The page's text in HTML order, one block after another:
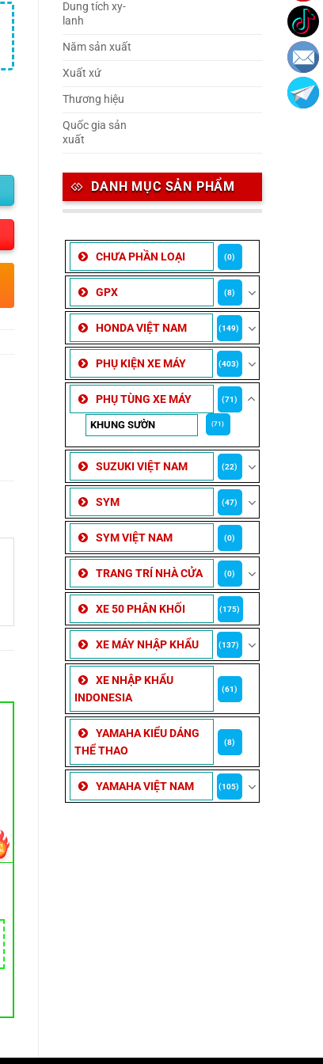
Dung tích xy-
lanh
Năm sản xuất
Xuất xứ
Thương hiệu
Quốc gia sản
xuất
DANH MỤC SẢN PHẨM
CHƯA PHẦN LOẠI (0)
GPX (8)
HONDA VIỆT NAM (149)
PHỤ KIỆN XE MÁY (403)
PHỤ TÙNG XE MÁY (71)
KHUNG SƯỜN (71)
SUZUKI VIỆT NAM (22)
SYM (47)
SYM VIỆT NAM (0)
TRANG TRÍ NHÀ CỬA (0)
XE 50 PHÂN KHỐI (175)
XE MÁY NHẬP KHẨU (137)
XE NHẬP KHẨU
INDONESIA
(61)
YAMAHA KIỂU DÁNG
THỂ THAO
(8)
YAMAHA VIỆT NAM (105)